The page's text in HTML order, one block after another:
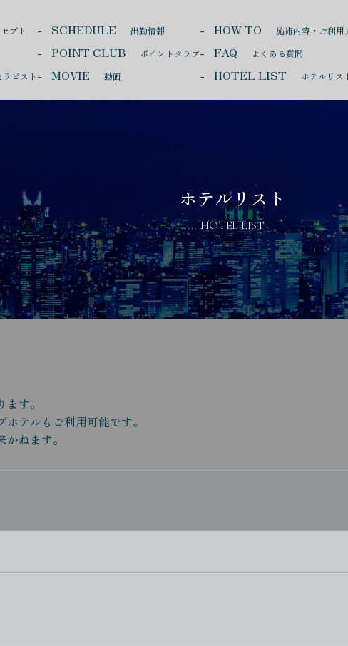
プト
ラピスト
SCHEDULE 出勤情報
POINT CLUB ポイントクラブ
MOVIE 動画
HOW TO 施術内容・ご利用
FAQ よくある質問
HOTEL LIST ホテルリス
ホテルリスト
HOTEL LIST
す。
テルもご利用可能です。
ねます。